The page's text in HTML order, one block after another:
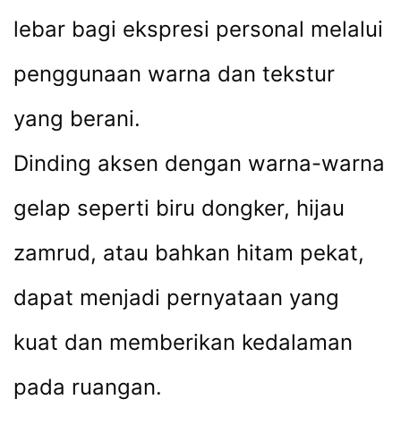
lebar bagi ekspresi personal melalui
penggunaan warna dan tekstur
yang berani.
Dinding aksen dengan warna-warna
gelap seperti biru dongker, hijau
zamrud, atau bahkan hitam pekat,
dapat menjadi pernyataan yang
kuat dan memberikan kedalaman
pada ruangan.